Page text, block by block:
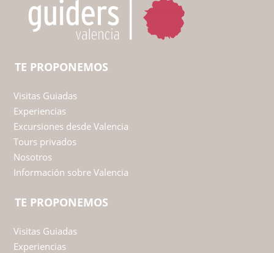
TE PROPONEMOS
Visitas Guiadas
Experiencias
Excursiones desde Valencia
Tours privados
Nosotros
Información sobre Valencia
TE PROPONEMOS
Visitas Guiadas
Experiencias